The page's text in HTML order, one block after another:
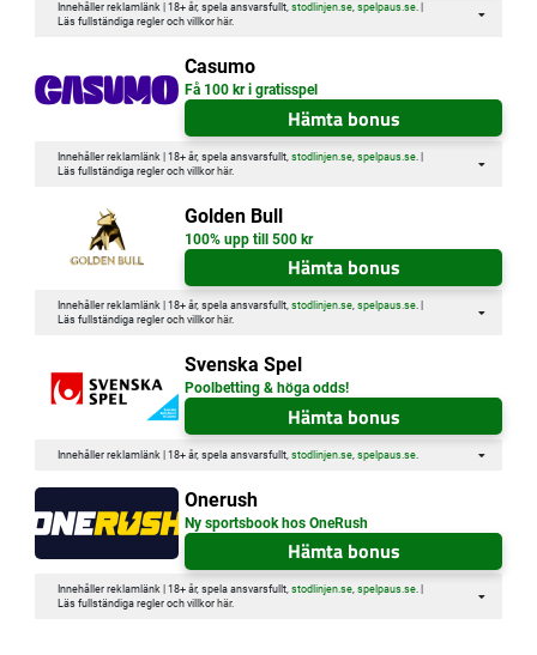
Innehåller reklamlänk | 18+ år, spela ansvarsfullt, stodlinjen.se, spelpaus.se. |
Läs fullständiga regler och villkor här.
Casumo
Få 100 kr i gratisspel
Hämta bonus
Innehåller reklamlänk | 18+ år, spela ansvarsfullt, stodlinjen.se, spelpaus.se. |
Läs fullständiga regler och villkor här.
Golden Bull
100% upp till 500 kr
Hämta bonus
Innehåller reklamlänk | 18+ år, spela ansvarsfullt, stodlinjen.se, spelpaus.se. |
Läs fullständiga regler och villkor här.
Svenska Spel
Poolbetting & höga odds!
Hämta bonus
Innehåller reklamlänk | 18+ år, spela ansvarsfullt, stodlinjen.se, spelpaus.se.
Onerush
Ny sportsbook hos OneRush
Hämta bonus
Innehåller reklamlänk | 18+ år, spela ansvarsfullt, stodlinjen.se, spelpaus.se. |
Läs fullständiga regler och villkor här.